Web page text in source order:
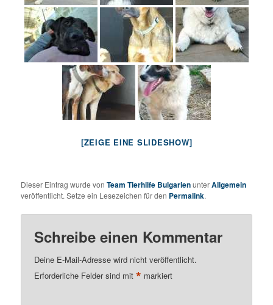
[ZEIGE EINE SLIDESHOW]
Dieser Eintrag wurde vonTeam Tierhilfe BulgarienunterAllgemein
veröffentlicht. Setze ein Lesezeichen für den Permalink.
Schreibe einen Kommentar
Deine E-Mail-Adresse wird nicht veröffentlicht.
Erforderliche Felder sind mit* markiert